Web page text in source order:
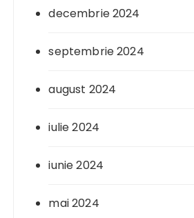
decembrie 2024
septembrie 2024
august 2024
iulie 2024
iunie 2024
mai 2024